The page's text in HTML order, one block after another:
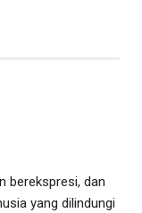
berekspresi, dan
yang dilindungi